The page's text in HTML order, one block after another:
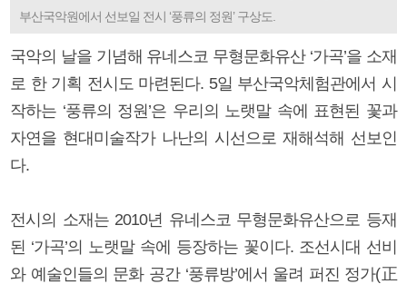
부산국악원에서 선보일 전시 ‘풍류의 정원’ 구상도.
국악의 날을 기념해 유네스코 무형문화유산 ‘가곡’을 소재
로 한 기획 전시도 마련된다. 5일 부산국악체험관에서 시
작하는 ‘풍류의 정원’은 우리의 노랫말 속에 표현된 꽃과
자연을 현대미술작가 나난의 시선으로 재해석해 선보인
다.
전시의 소재는 2010년 유네스코 무형문화유산으로 등재
된 ‘가곡’의 노랫말 속에 등장하는 꽃이다. 조선시대 선비
와 예술인들의 문화 공간 ‘풍류방’에서 울려 퍼진 정가(正